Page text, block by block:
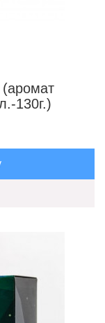
(аромат
130г.)